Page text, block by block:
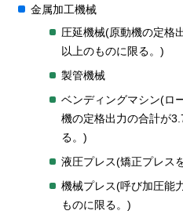
金属加工機械
圧延機械(原動機の定格
以上のものに限る。)
製管機械
ベンディングマシン(ロ
機の定格出力の合計が
る。)
液圧プレス(矯正プレス
機械プレス(呼び加圧能
ものに限る。)